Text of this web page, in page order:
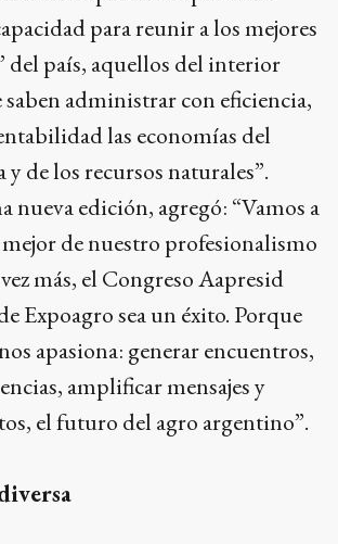
para reunir a los mejores
del país, aquellos del interior
administrar con eficiencia,
las economías del
y de los recursos naturales”.
nueva edición, agregó: “Vamos a
de nuestro profesionalismo
más, el Congreso Aapresid
Expoagro sea un éxito. Porque
apasiona: generar encuentros,
amplificar mensajes y
el futuro del agro argentino”.